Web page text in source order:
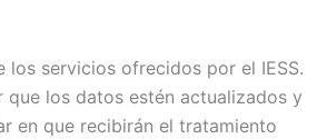
servicios ofrecidos por el IESS.
los datos estén actualizados y
en que recibirán el tratamiento